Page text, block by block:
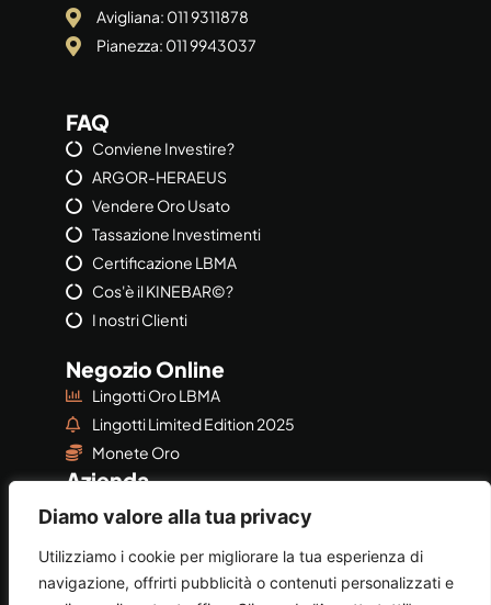
Diamo valore alla tua privacy
Utilizziamo i cookie per migliorare la tua esperienza di
navigazione, offrirti pubblicità o contenuti personalizzati e
Avigliana: 011 9311878
Pianezza: 011 9943037
FAQ
Conviene Investire?
ARGOR-HERAEUS
Vendere Oro Usato
Tassazione Investimenti
Certificazione LBMA
Cos'è il KINEBAR©?
I nostri Clienti
Negozio Online
Lingotti Oro LBMA
Lingotti Limited Edition 2025
Monete Oro
Azienda
Azienda